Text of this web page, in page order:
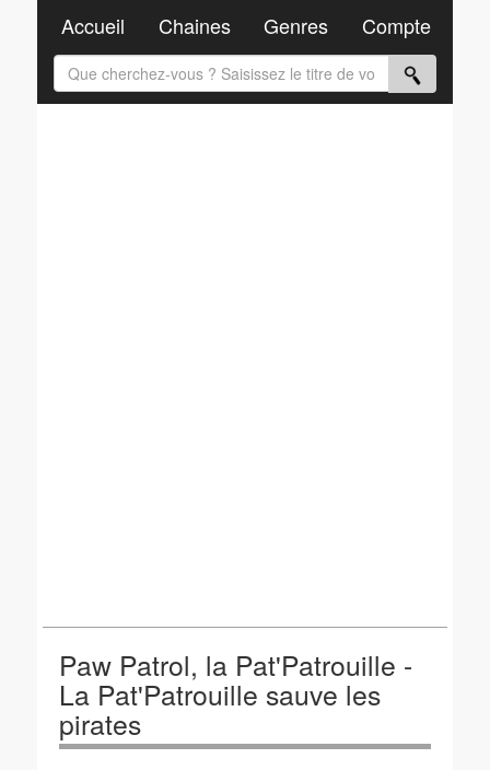
Paw Patrol, la Pat'Patrouille -
La Pat'Patrouille sauve les
pirates
Accueil Chaines Genres Compte